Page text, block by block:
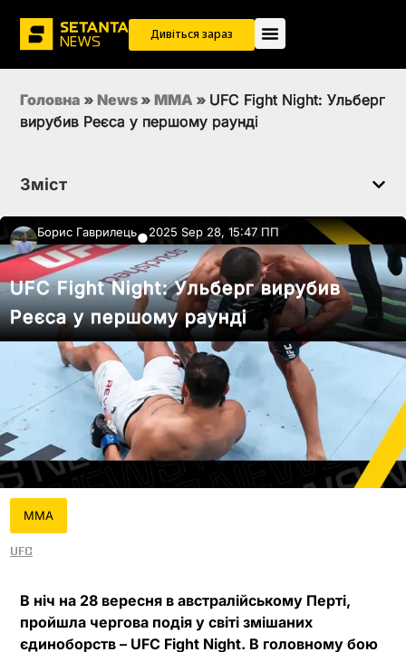
Дивіться зараз
Головна » News » MMA » UFC Fight Night: Ульберг
вирубив Реєса у першому раунді
Зміст
Борис Гаврилець●2025 Sep 28, 15:47 ПП
UFC Fight Night: Ульберг вирубив
Реєса у першому раунді
MMA
UFC
В ніч на 28 вересня в австралійському Перті,
пройшла чергова подія у світі змішаних
єдиноборств – UFC Fight Night. В головному бою